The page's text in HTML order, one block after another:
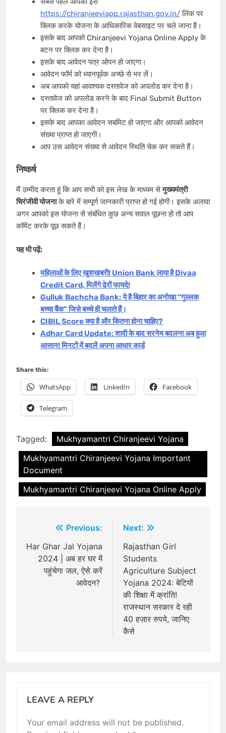
https://chiranjeeviapp.rajasthan.gov.in/लिंक पर
क्लिक करके योजना के आधिकारिक वेबसाइट पर चले जाना है।
इसके बाद आपको Chiranjeevi Yojana Online Apply के
बटन पर क्लिक कर देना है।
इसके बाद आवेदन पत्र ओपन हो जाएगा।
आवेदन फॉर्म को ध्यानपूर्वक अच्छे से भर लें।
अब आपको यहां आवश्यक दस्तावेज को अपलोड कर देना है।
दस्तावेज को अपलोड करने के बाद Final Submit Button
पर क्लिक कर देना है।
इसके बाद आपका आवेदन सबमिट हो जाएगा और आपको आवेदन
संख्या प्राप्त हो जाएगी।
आप उस आवेदन संख्या से आवेदन स्थिति चेक कर सकते हैं।
निष्कर्ष
मैं उम्मीद करता हूं कि आप सभी को इस लेख के माध्यम सेमुख्यमंत्री
चिरंजीवी योजनाके बारे में सम्पूर्ण जानकारी प्राप्त हो गई होगी। इसके अलावा
अगर आपको इस योजना से संबंधित कुछ अन्य सवाल पूछना हो तो आप
कॉमेंट करके पूछ सकते हैं।
यह भी पढ़ें:
महिलाओं के लिए खुशखबरी! Union Bank लाया है Divaa
Credit Card, मिलेंगे ढेरों फायदे!
Gulluk Bachcha Bank: ये है बिहार का अनोखा “गुल्लक
बच्चा बैंक” जिसे बच्चे ही चलाते हैं।
CIBIL Score क्या है और कितना होना चाहिए?
Adhar Card Update: शादी के बाद सरनेम बदलना अब हुआ
आसान! मिनटों में बदलें अपना आधार कार्ड
Share this:
WhatsApp LinkedIn Facebook
Telegram
Tagged:
Mukhyamantri Chiranjeevi Yojana
Mukhyamantri Chiranjeevi Yojana Important
Document
Mukhyamantri Chiranjeevi Yojana Online Apply
navigation
Previous:
Har Ghar Jal Yojana
2024 | अब हर घर में
पहुंचेगा जल, ऐसे करें
आवेदन?
Next:
Rajasthan Girl
Students
Agriculture Subject
Yojana 2024: बेटियों
की शिक्षा में क्रांति!
राजस्थान सरकार दे रही
40 हज़ार रुपये, जानिए
कैसे
LEAVE A REPLY
Your email address will not be published.